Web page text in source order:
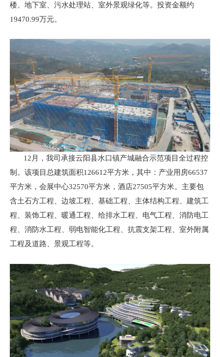
楼、地下室、污水处理站、室外景观绿化等。投资金额约
19470.99万元。
12月，我司承接云阳县水口镇产城融合示范项目全过程控
制。该项目总建筑面积126612平方米，其中：产业用房66537
平方米，会展中心32570平方米，酒店27505平方米。主要包
含土石方工程、边坡工程、基础工程、主体结构工程、建筑工
程、装饰工程、暖通工程、给排水工程、电气工程、消防电工
程、消防水工程、弱电智能化工程、抗震支架工程、室外附属
工程及道路、景观工程等。